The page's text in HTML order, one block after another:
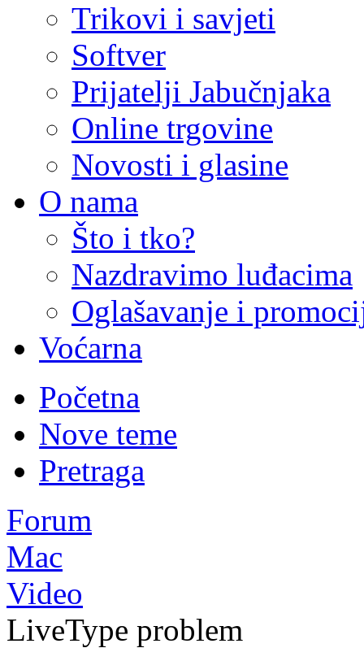
Trikovi i savjeti
Softver
Prijatelji Jabučnjaka
Online trgovine
Novosti i glasine
O nama
Što i tko?
Nazdravimo luđacima
Oglašavanje i
Voćarna
Početna
Nove teme
Pretraga
Forum
Mac
Video
LiveType problem